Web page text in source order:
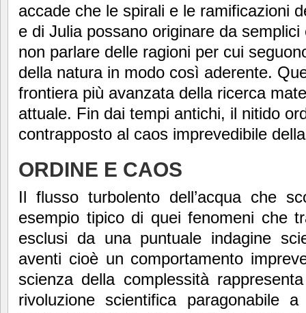
accade che le spirali e le ramificazioni
e di Julia possano originare da
non parlare delle ragioni per cui
della natura in modo così aderente.
frontiera più avanzata della ricerca
attuale. Fin dai tempi antichi, il nitido
contrapposto al caos imprevedibile
ORDINE E CAOS
Il flusso turbolento dell’acqua che
esempio tipico di quei fenomeni che
esclusi da una puntuale indagine
aventi cioè un comportamento
scienza della complessità
rivoluzione scientifica paragonabile